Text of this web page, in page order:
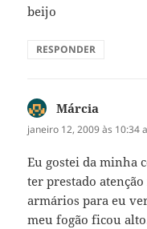
beijo
RESPONDER
Márcia
janeiro 12, 2009 às 10:34
Eu gostei da minha
ter prestado
armários para eu
meu fogão ficou